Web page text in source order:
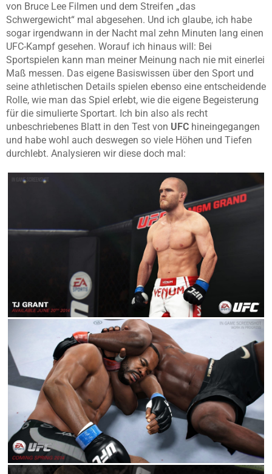
von Bruce Lee Filmen und dem Streifen „das
Schwergewicht“ mal abgesehen. Und ich glaube, ich habe
sogar irgendwann in der Nacht mal zehn Minuten lang einen
UFC-Kampf gesehen. Worauf ich hinaus will: Bei
Sportspielen kann man meiner Meinung nach nie mit einerlei
Maß messen. Das eigene Basiswissen über den Sport und
seine athletischen Details spielen ebenso eine entscheidende
Rolle, wie man das Spiel erlebt, wie die eigene Begeisterung
für die simulierte Sportart. Ich bin also als recht
unbeschriebenes Blatt in den Test von UFC hineingegangen
und habe wohl auch deswegen so viele Höhen und Tiefen
durchlebt. Analysieren wir diese doch mal: